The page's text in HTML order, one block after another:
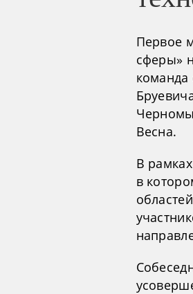
Первое
сферы»
команда
Весна.
В
в